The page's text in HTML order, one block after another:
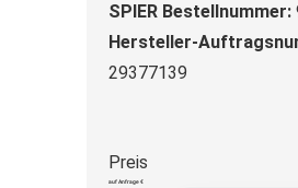
SPIER Bestellnummer:
Hersteller-
29377139
Preis
auf Anfrage €